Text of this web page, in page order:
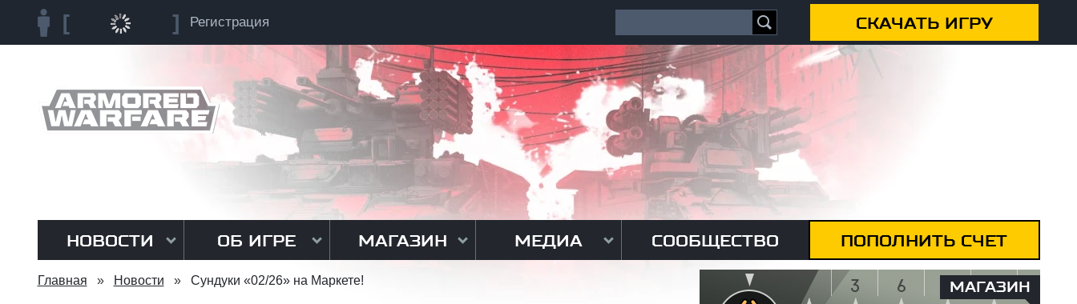
Регистрация СКАЧАТЬ ИГРУ
НОВОСТИ ОБ ИГРЕ МАГАЗИН МЕДИА СООБЩЕСТВО ПОПОЛНИТЬ СЧЕТ
Главная » Новости » Сундуки «02/26» на Маркете! МАГАЗИН